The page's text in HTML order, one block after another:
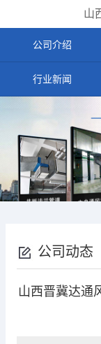
山
公司介绍
行业新闻
公司动态
山西晋冀达通